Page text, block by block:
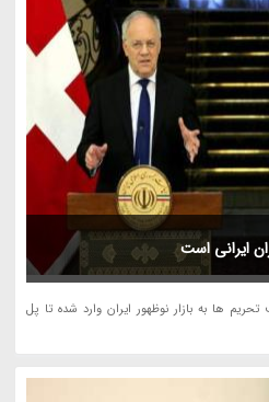
ایرانی است
ها به بازار نوظهور ایران وارد شده تا پل